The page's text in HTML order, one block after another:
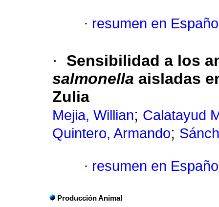
· resumen en
·
Sensibilidad a los
salmonella aisladas
Zulia
Mejia, Willian; Calatayud
Quintero, Armando;
· resumen en
Producción Animal